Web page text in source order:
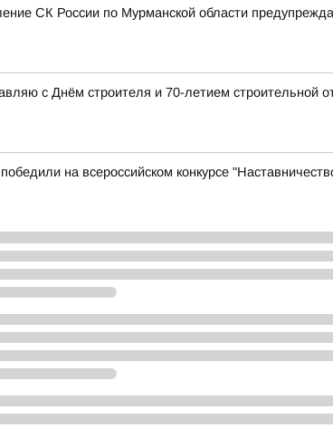
СК России по Мурманской области
с Днём строителя и 70-летием строительной
на всероссийском конкурсе